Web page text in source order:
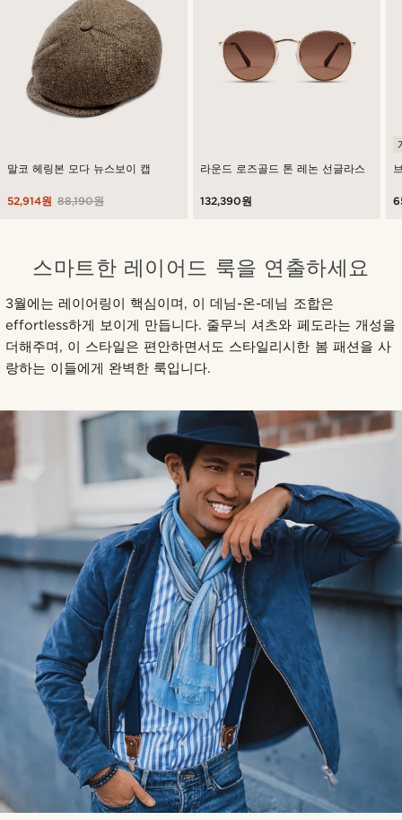
말코 헤링본 모다 뉴스보이 캡
88,190원
52,914원
라운드 로즈골드 톤 레논 선글라스
132,390원
스마트한 레이어드 룩을 연출하세요
3월에는 레이어링이 핵심이며, 이 데님-온-데님 조합은
effortless하게 보이게 만듭니다. 줄무늬 셔츠와 페도라는 개성을
더해주며, 이 스타일은 편안하면서도 스타일리시한 봄 패션을 사
랑하는 이들에게 완벽한 룩입니다.